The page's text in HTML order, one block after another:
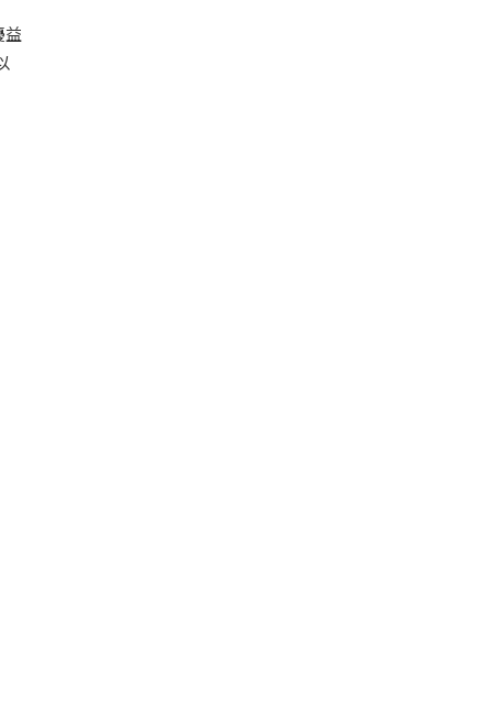
益